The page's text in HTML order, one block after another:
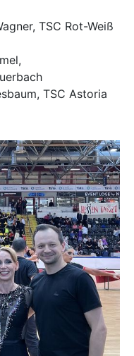
TSC Rot-Weiß
TSC Astoria